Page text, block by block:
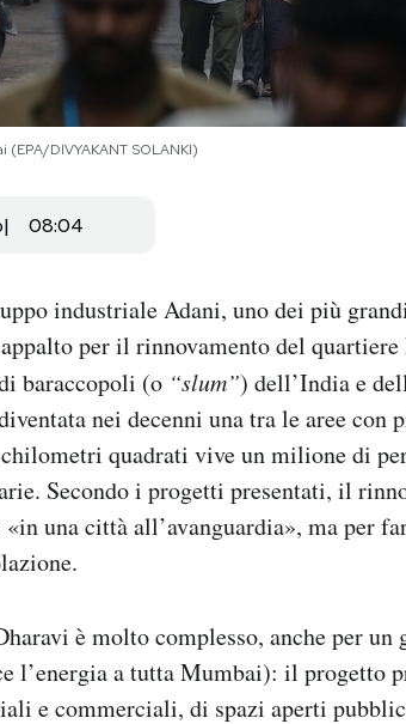
DIVYAKANT SOLANKI)
08:04
industriale Adani, uno dei più
per il rinnovamento del
baraccopoli (o “slum”) dell’India e
nei decenni una tra le aree con
quadrati vive un milione di
Secondo i progetti presentati, il
una città all’avanguardia», ma per
è molto complesso, anche per un
l’energia a tutta Mumbai): il progetto
e commerciali, di spazi aperti